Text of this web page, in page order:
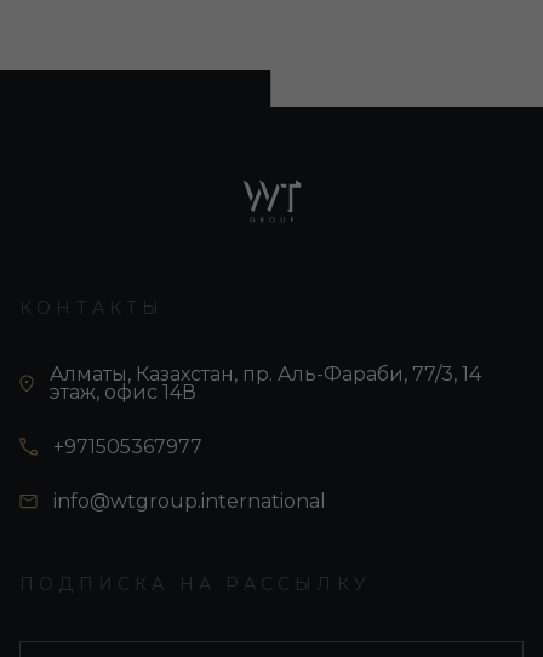
КОНТАКТЫ
Алматы, Казахстан, пр. Аль-Фараби, 77/3, 14
этаж, офис 14В
+971505367977
info@wtgroup.international
ПОДПИСКА НА РАССЫЛКУ